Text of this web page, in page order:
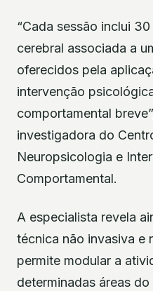
“Cada sessão inclui
cerebral associada a
oferecidos pela
intervenção
comportamental
investigadora do
Neuropsicologia e
Comportamental.
A especialista revela
técnica não invasiva e
permite modular a
determinadas áreas